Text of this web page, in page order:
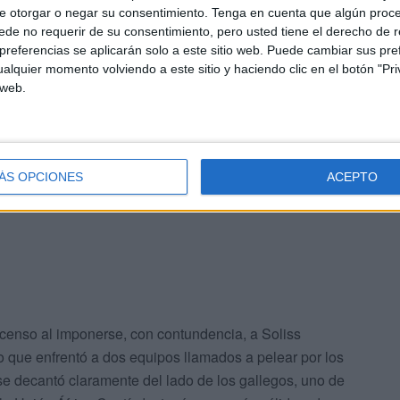
otorgar o negar su consentimiento. Tenga en cuenta que algún
no requerir de su consentimiento, pero usted tiene el derecho de
se aplicarán solo a este sitio web. Puede cambiar sus
momento volviendo a este sitio y haciendo clic en el botón
OPCIONES ACEPTO
se dieron circunstancias como las dos expulsiones,
que son de risa. Los goles fueron regalos
más que de fútbol sala, y nosotros las que
para próximos partido. “Tenemos que sentenciar los
que tienes muchas ocasiones, juegas como
lectura correcta para llevarte el resultado a favor, esto
sabido competir” sentenció en técnico gallego.
al imponerse, con contundencia, a Soliss
enfrentó a dos equipos llamados a pelear por los
decantó claramente del lado de los gallegos, uno de